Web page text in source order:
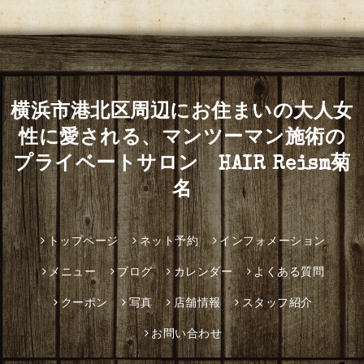
横浜市港北区周辺にお住まいの大人女
性に愛される、マンツーマン施術の
プライベートサロン HAIR Reism菊
名
トップページ ネット予約 インフォメーション
メニュー ブログ カレンダー よくある質問
クーポン 写真 店舗情報 スタッフ紹介
お問い合わせ